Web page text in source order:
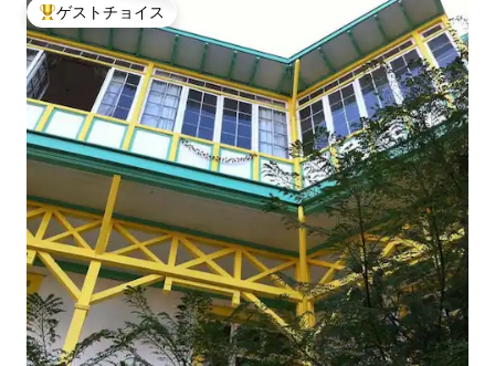
大好評のゲストチョイスです。
ゲストチョイス